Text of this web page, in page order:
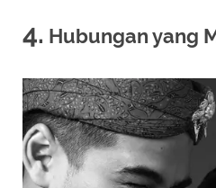
4. Hubungan yang